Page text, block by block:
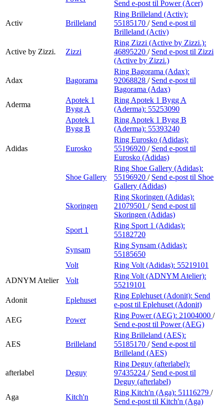
Send e-post til Power (Acer)
Activ Brilleland
Ring Brilleland (Activ):
55185170 / Send e-post til
Brilleland (Activ)
Active by Zizzi. Zizzi
Ring Zizzi (Active by Zizzi.):
46895220 / Send e-post til Zizzi
(Active by Zizzi.)
Adax Bagorama
Ring Bagorama (Adax):
92068828 / Send e-post til
Bagorama (Adax)
Aderma
Apotek 1
Bygg A
Ring Apotek 1 Bygg A
(Aderma): 55253090
Apotek 1
Bygg B
Ring Apotek 1 Bygg B
(Aderma): 55393240
Adidas Eurosko
Ring Eurosko (Adidas):
55196920 / Send e-post til
Eurosko (Adidas)
Shoe Gallery
Ring Shoe Gallery (Adidas):
55196920 / Send e-post til Shoe
Gallery (Adidas)
Skoringen
Ring Skoringen (Adidas):
21079501 / Send e-post til
Skoringen (Adidas)
Sport 1
Ring Sport 1 (Adidas):
55182720
Synsam
Ring Synsam (Adidas):
55185650
Volt
Ring Volt (Adidas): 55219101
ADNYM Atelier
Volt
Ring Volt (ADNYM Atelier):
55219101
Adonit
Eplehuset
Ring Eplehuset (Adonit): Send
e-post til Eplehuset (Adonit)
AEG
Power
Ring Power (AEG): 21004000 /
Send e-post til Power (AEG)
AES Brilleland
Ring Brilleland (AES):
55185170 / Send e-post til
Brilleland (AES)
afterlabel Deguy
Ring Deguy (afterlabel):
97435224 / Send e-post til
Deguy (afterlabel)
Aga
Kitch'n
Ring Kitch'n (Aga): 51116279 /
Send e-post til Kitch'n (Aga)